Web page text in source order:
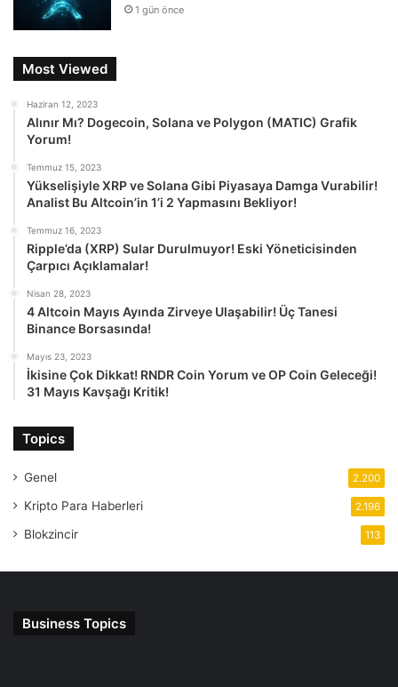
1 gün önce
Most Viewed
Haziran 12, 2023
Alınır Mı? Dogecoin, Solana ve Polygon (MATIC) Grafik
Yorum!
Temmuz 15, 2023
Yükselişiyle XRP ve Solana Gibi Piyasaya Damga Vurabilir!
Analist Bu Altcoin’in 1’i 2 Yapmasını Bekliyor!
Temmuz 16, 2023
Ripple’da (XRP) Sular Durulmuyor! Eski Yöneticisinden
Çarpıcı Açıklamalar!
Nisan 28, 2023
4 Altcoin Mayıs Ayında Zirveye Ulaşabilir! Üç Tanesi
Binance Borsasında!
Mayıs 23, 2023
İkisine Çok Dikkat! RNDR Coin Yorum ve OP Coin Geleceği!
31 Mayıs Kavşağı Kritik!
Topics
Genel 2.200
Kripto Para Haberleri 2.196
Blokzincir 113
Business Topics